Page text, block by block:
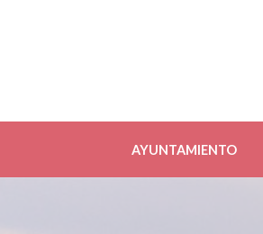
AYUNTAMIENTO